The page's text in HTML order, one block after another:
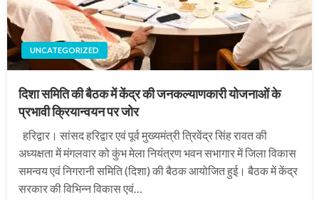
UNCATEGORIZED
दिशा समिति की बैठक में केंद्र की जनकल्याणकारी योजनाओं के
प्रभावी क्रियान्वयन पर जोर
हरिद्वार। सांसद हरिद्वार एवं पूर्व मुख्यमंत्री त्रिवेंद्र सिंह रावत की
अध्यक्षता में मंगलवार को कुंभ मेला नियंत्रण भवन सभागार में जिला विकास
समन्वय एवं निगरानी समिति (दिशा) की बैठक आयोजित हुई। बैठक में केंद्र
सरकार की विभिन्न विकास एवं…